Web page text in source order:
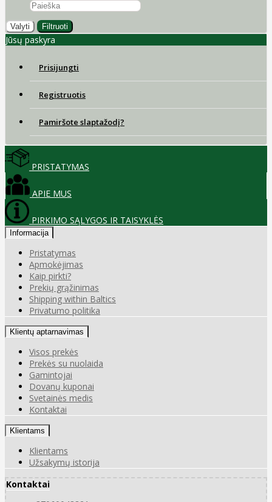
Valyti Filtruoti
Jūsų paskyra
Prisijungti
Registruotis
Pamiršote slaptažodį?
PRISTATYMAS
APIE MUS
PIRKIMO SĄLYGOS IR TAISYKLĖS
Informacija
Pristatymas
Apmokėjimas
Kaip pirkti?
Prekių grąžinimas
Shipping within Baltics
Privatumo politika
Klientų aptarnavimas
Visos prekės
Prekės su nuolaida
Gamintojai
Dovanų kuponai
Svetainės medis
Kontaktai
Klientams
Klientams
Užsakymų istorija
Kontaktai